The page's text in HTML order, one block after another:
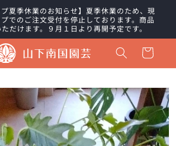
プ夏季休業のお知らせ】夏季休業のため、現
でのご注文受付を停止しております。商品
だけます。９月１日より再開予定です。
カ
ー
ト